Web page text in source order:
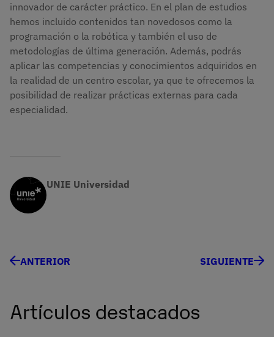
innovador de carácter práctico. En el plan de estudios
hemos incluido contenidos tan novedosos como la
programación o la robótica y también el uso de
metodologías de última generación. Además, podrás
aplicar las competencias y conocimientos adquiridos en
la realidad de un centro escolar, ya que te ofrecemos la
posibilidad de realizar prácticas externas para cada
especialidad.
UNIE Universidad
ANTERIOR SIGUIENTE
Artículos destacados